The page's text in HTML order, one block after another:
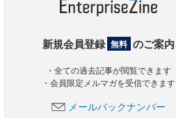
新規会員登録 無料 のご案内
・全ての過去記事が閲覧できます
・会員限定メルマガを受信できます
メールバックナンバー